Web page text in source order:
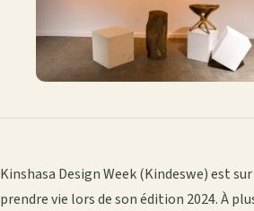
Kinshasa Design Week (Kindeswe) est
prendre vie lors de son édition 2024. À